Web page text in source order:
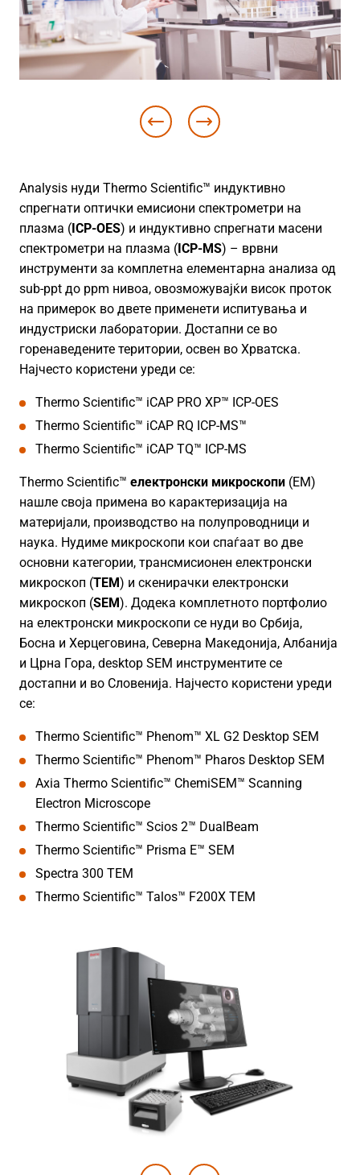
Analysis нуди Thermo Scientific™ индуктивно
спрегнати оптички емисиони спектрометри на
плазма (ICP-OES) и индуктивно спрегнати масени
спектрометри на плазма (ICP-MS) – врвни
инструменти за комплетна елементарна анализа од
sub-ppt до ppm нивоа, овозможувајќи висок проток
на примерок во двете применети испитувања и
индустриски лаборатории. Достапни се во
горенаведените територии, освен во Хрватска.
Најчесто користени уреди се:
Thermo Scientific™ iCAP PRO XP™ ICP-OES
Thermo Scientific™ iCAP RQ ICP-MS™
Thermo Scientific™ iCAP TQ™ ICP-MS
Thermo Scientific™ електронски микроскопи (EM)
нашле своја примена во карактеризација на
материјали, производство на полупроводници и
наука. Нудиме микроскопи кои спаѓаат во две
основни категории, трансмисионен електронски
микроскоп (TEM) и скенирачки електронски
микроскоп (SEM). Додека комплетното портфолио
на електронски микроскопи се нуди во Србија,
Босна и Херцеговина, Северна Македонија, Албанија
и Црна Гора, desktop SEM инструментите се
достапни и во Словенија. Најчесто користени уреди
се:
Thermo Scientific™ Phenom™ XL G2 Desktop SEM
Thermo Scientific™ Phenom™ Pharos Desktop SEM
Axia Thermo Scientific™ ChemiSEM™ Scanning
Electron Microscope
Thermo Scientific™ Scios 2™ DualBeam
Thermo Scientific™ Prisma E™ SEM
Spectra 300 TEM
Thermo Scientific™ Talos™ F200X TEM